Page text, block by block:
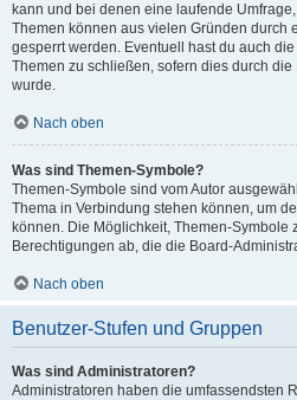
kann und bei denen eine laufende
Themen können aus vielen Gründen durch
gesperrt werden. Eventuell hast du auch
Themen zu schließen, sofern dies durch
wurde.
Nach oben
Was sind Themen-Symbole?
Themen-Symbole sind vom Autor
Thema in Verbindung stehen können, um
können. Die Möglichkeit, Themen-Symbole
Berechtigungen ab, die die Board-
Nach oben
Benutzer-Stufen und Gruppen
Was sind Administratoren?
Administratoren haben die umfassendsten